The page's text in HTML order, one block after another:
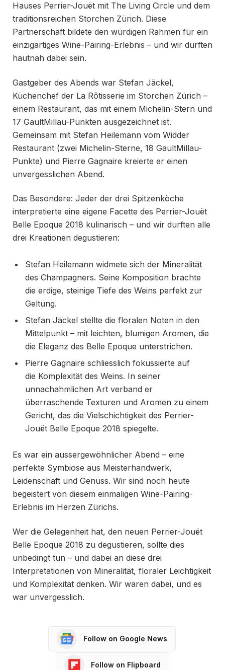
Hauses Perrier-Jouët mit The Living Circle und dem
traditionsreichen Storchen Zürich. Diese
Partnerschaft bildete den würdigen Rahmen für ein
einzigartiges Wine-Pairing-Erlebnis – und wir durften
hautnah dabei sein.
Gastgeber des Abends war Stefan Jäckel,
Küchenchef der La Rôtisserie im Storchen Zürich –
einem Restaurant, das mit einem Michelin-Stern und
17 GaultMillau-Punkten ausgezeichnet ist.
Gemeinsam mit Stefan Heilemann vom Widder
Restaurant (zwei Michelin-Sterne, 18 GaultMillau-
Punkte) und Pierre Gagnaire kreierte er einen
unvergesslichen Abend.
Das Besondere: Jeder der drei Spitzenköche
interpretierte eine eigene Facette des Perrier-Jouët
Belle Epoque 2018 kulinarisch – und wir durften alle
drei Kreationen degustieren:
Stefan Heilemann widmete sich der Mineralität
des Champagners. Seine Komposition brachte
die erdige, steinige Tiefe des Weins perfekt zur
Geltung.
Stefan Jäckel stellte die floralen Noten in den
Mittelpunkt – mit leichten, blumigen Aromen, die
die Eleganz des Belle Epoque unterstrichen.
Pierre Gagnaire schliesslich fokussierte auf
die Komplexität des Weins. In seiner
unnachahmlichen Art verband er
überraschende Texturen und Aromen zu einem
Gericht, das die Vielschichtigkeit des Perrier-
Jouët Belle Epoque 2018 spiegelte.
Es war ein aussergewöhnlicher Abend – eine
perfekte Symbiose aus Meisterhandwerk,
Leidenschaft und Genuss. Wir sind noch heute
begeistert von diesem einmaligen Wine-Pairing-
Erlebnis im Herzen Zürichs.
Wer die Gelegenheit hat, den neuen Perrier-Jouët
Belle Epoque 2018 zu degustieren, sollte dies
unbedingt tun – und dabei an diese drei
Interpretationen von Mineralität, floraler Leichtigkeit
und Komplexität denken. Wir waren dabei, und es
war unvergesslich.
Follow on Google News
Follow on Flipboard